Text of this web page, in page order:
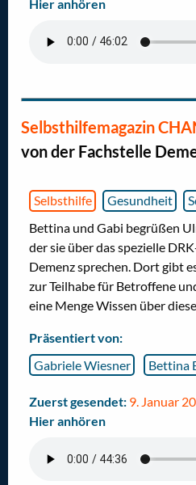
Hier anhören
Selbsthilfemagazin
von der Fachstelle
Selbsthilfe Gesundheit
Bettina und Gabi begrüßen
der sie über das spezielle
Demenz sprechen. Dort gibt
zur Teilhabe für Betroffene
eine Menge Wissen über
Präsentiert von:
Gabriele Wiesner
Bettina
Zuerst gesendet: 9. Januar
Hier anhören